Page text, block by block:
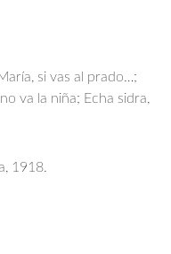
si vas al prado…;
va la niña; Echa sidra,
1918.